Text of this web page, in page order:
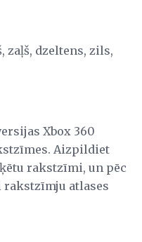
zaļš, dzeltens, zils,
Xbox 360
Aizpildiet
rakstzīmi, un pēc
rakstzīmju atlases